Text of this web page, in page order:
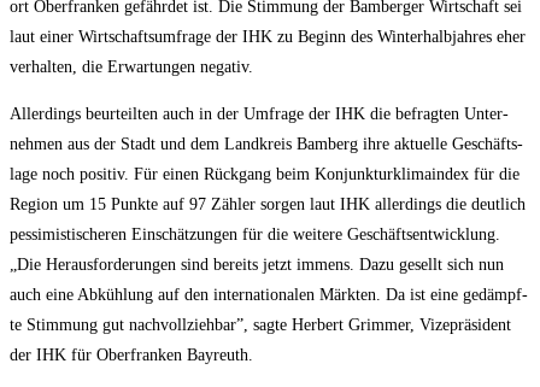
ort Ober­fran­ken gefähr­det ist. Die Stim­mung der Bam­ber­ger Wirt­schaft sei
laut einer Wirt­schafts­um­fra­ge der IHK zu Beginn des Win­ter­halb­jah­res eher
ver­hal­ten, die Erwar­tun­gen negativ.
Aller­dings beur­teil­ten auch in der Umfra­ge der IHK die befrag­ten Unter­
neh­men aus der Stadt und dem Land­kreis Bam­berg ihre aktu­el­le Geschäfts­
la­ge noch posi­tiv. Für einen Rück­gang beim Kon­junk­tur­kli­ma­in­dex für die
Regi­on um 15 Punk­te auf 97 Zäh­ler sor­gen laut IHK aller­dings die deut­lich
pes­si­mis­ti­sche­ren Ein­schät­zun­gen für die wei­te­re Geschäfts­ent­wick­lung.
„Die Her­aus­for­de­run­gen sind bereits jetzt immens. Dazu gesellt sich nun
auch eine Abküh­lung auf den inter­na­tio­na­len Märk­ten. Da ist eine gedämpf­
te Stim­mung gut nach­voll­zieh­bar”, sag­te Her­bert Grim­mer, Vize­prä­si­dent
der IHK für Ober­fran­ken Bayreuth.